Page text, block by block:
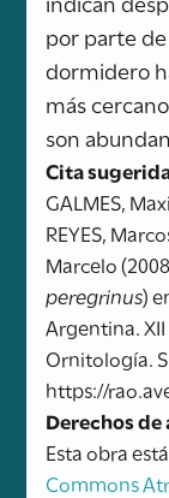
por parte
dormidero
más
son
Cita
GALMES,
REYES,
Marcelo
peregrinus)
Argentina.
Ornitología.
https://
Derechos
Esta obra
Commons